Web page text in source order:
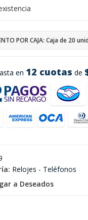
en 12 cuotas de
POR CAJA: Caja de 20
a Deseados
Relojes - Teléfonos